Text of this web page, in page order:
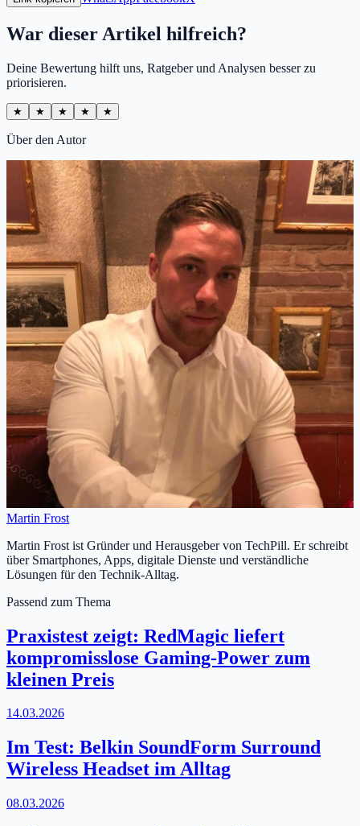
War dieser Artikel hilfreich?
Deine Bewertung hilft uns, Ratgeber und Analysen besser zu
priorisieren.
★ ★ ★ ★ ★
Über den Autor
Martin Frost
Martin Frost ist Gründer und Herausgeber von TechPill. Er schreibt
über Smartphones, Apps, digitale Dienste und verständliche
Lösungen für den Technik-Alltag.
Passend zum Thema
Praxistest zeigt: RedMagic liefert
kompromisslose Gaming-Power zum
kleinen Preis
14.03.2026
Im Test: Belkin SoundForm Surround
Wireless Headset im Alltag
08.03.2026